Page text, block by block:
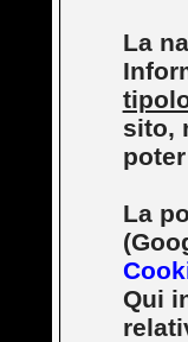
La
sito,
La
Qui